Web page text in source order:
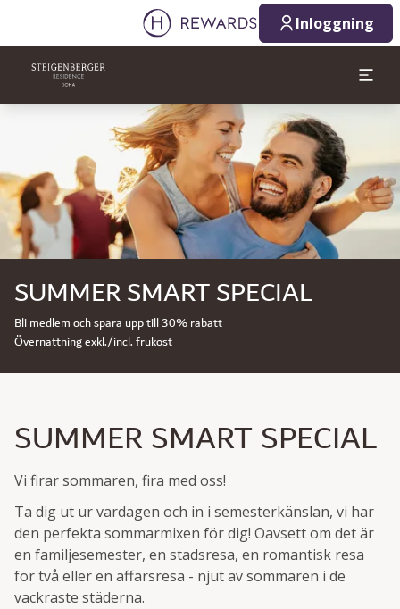
Inloggning
SUMMER SMART SPECIAL
Bli medlem och spara upp till 30% rabatt
Övernattning exkl./incl. frukost
SUMMER SMART SPECIAL
Vi firar sommaren, fira med oss!
Ta dig ut ur vardagen och in i semesterkänslan, vi har
den perfekta sommarmixen för dig! Oavsett om det är
en familjesemester, en stadsresa, en romantisk resa
för två eller en affärsresa - njut av sommaren i de
vackraste städerna.